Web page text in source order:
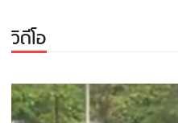
วิดีโอ